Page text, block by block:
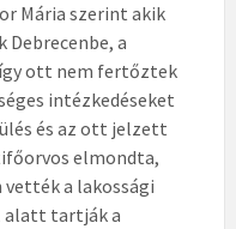
Mária szerint akik
a
ott nem fertőztek
intézkedéseket
és az ott jelzett
elmondta,
a lakossági
alatt tartják a